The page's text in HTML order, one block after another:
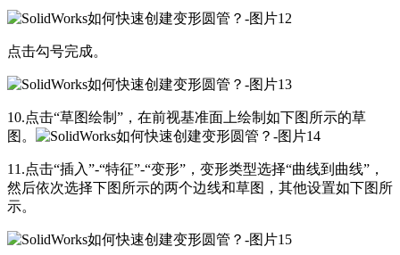
点击勾号完成。
10.点击“草图绘制”，在前视基准面上绘制如下图所示的草
图。
11.点击“插入”-“特征”-“变形”，变形类型选择“曲线到曲线”，
然后依次选择下图所示的两个边线和草图，其他设置如下图所
示。